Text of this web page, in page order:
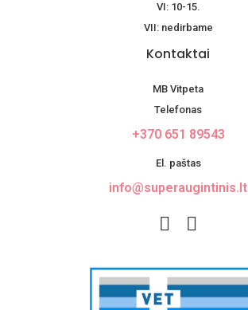
VI: 10-15.
VII: nedirbame
Kontaktai
MB Vitpeta
Telefonas
+370 651 89543
El. paštas
info@superaugintinis.lt